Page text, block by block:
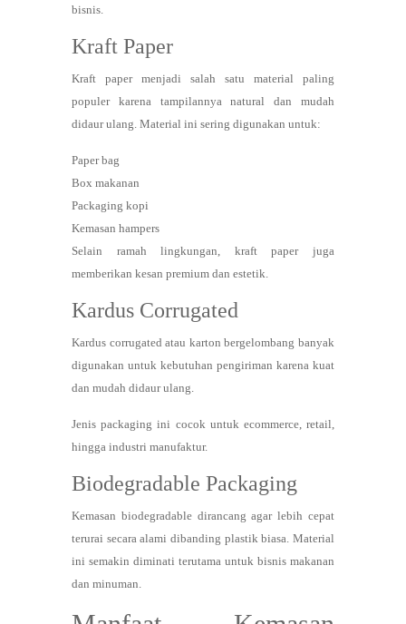
bisnis.
Kraft Paper
Kraft paper menjadi salah satu material paling
populer karena tampilannya natural dan mudah
didaur ulang. Material ini sering digunakan untuk:
Paper bag
Box makanan
Packaging kopi
Kemasan hampers
Selain ramah lingkungan, kraft paper juga
memberikan kesan premium dan estetik.
Kardus Corrugated
Kardus corrugated atau karton bergelombang banyak
digunakan untuk kebutuhan pengiriman karena kuat
dan mudah didaur ulang.
Jenis packaging ini cocok untuk ecommerce, retail,
hingga industri manufaktur.
Biodegradable Packaging
Kemasan biodegradable dirancang agar lebih cepat
terurai secara alami dibanding plastik biasa. Material
ini semakin diminati terutama untuk bisnis makanan
dan minuman.